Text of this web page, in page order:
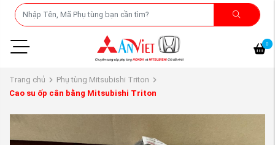
0
Trang chủ
Phụ tùng Mitsubishi Triton
Cao su ốp cân bằng Mitsubishi Triton